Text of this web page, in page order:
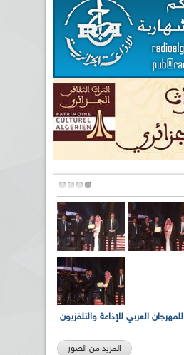
بالصور... الدورة الـ21 للمهرجان العربي للإذاعة والتلفزيون
المزيد من الصور